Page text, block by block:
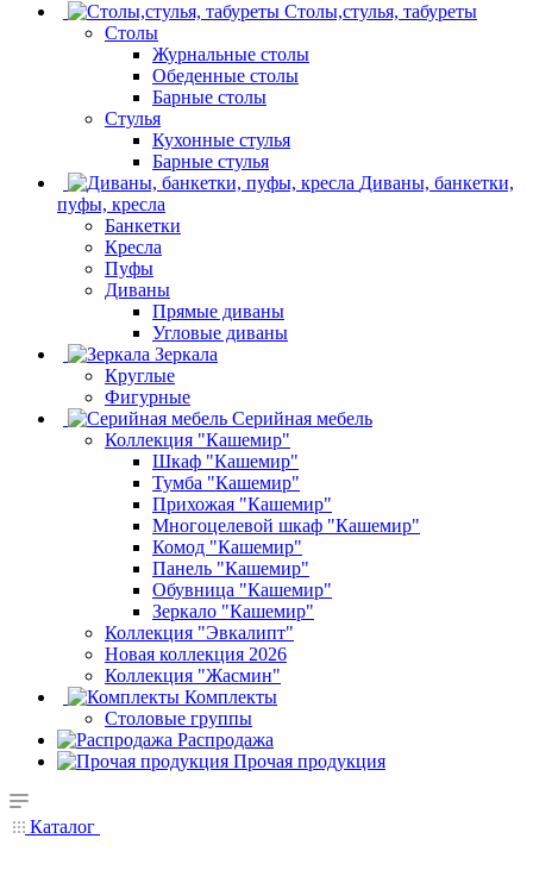
Столы,стулья, табуреты
Столы
Журнальные столы
Обеденные столы
Барные столы
Стулья
Кухонные стулья
Барные стулья
Диваны, банкетки,
пуфы, кресла
Банкетки
Кресла
Пуфы
Диваны
Прямые диваны
Угловые диваны
Зеркала
Круглые
Фигурные
Серийная мебель
Коллекция "Кашемир"
Шкаф "Кашемир"
Тумба "Кашемир"
Прихожая "Кашемир"
Многоцелевой шкаф "Кашемир"
Комод "Кашемир"
Панель "Кашемир"
Обувница "Кашемир"
Зеркало "Кашемир"
Коллекция "Эвкалипт"
Новая коллекция 2026
Коллекция "Жасмин"
Комплекты
Столовые группы
Распродажа
Прочая продукция
Каталог